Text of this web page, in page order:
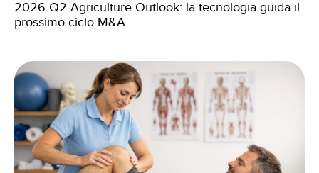
2026 Q2 Agriculture Outlook: la tecnologia guida il
prossimo ciclo M&A